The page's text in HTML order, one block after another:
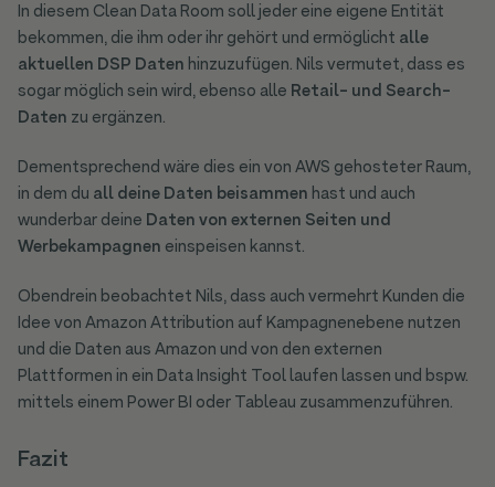
In diesem Clean Data Room soll jeder eine eigene Entität
bekommen, die ihm oder ihr gehört und ermöglicht alle
aktuellen DSP Daten hinzuzufügen. Nils vermutet, dass es
sogar möglich sein wird, ebenso alle Retail- und Search-
Daten zu ergänzen.
Dementsprechend wäre dies ein von AWS gehosteter Raum,
in dem du all deine Daten beisammen hast und auch
wunderbar deine Daten von externen Seiten und
Werbekampagnen einspeisen kannst.
Obendrein beobachtet Nils, dass auch vermehrt Kunden die
Idee von Amazon Attribution auf Kampagnenebene nutzen
und die Daten aus Amazon und von den externen
Plattformen in ein Data Insight Tool laufen lassen und bspw.
mittels einem Power BI oder Tableau zusammenzuführen.
Fazit